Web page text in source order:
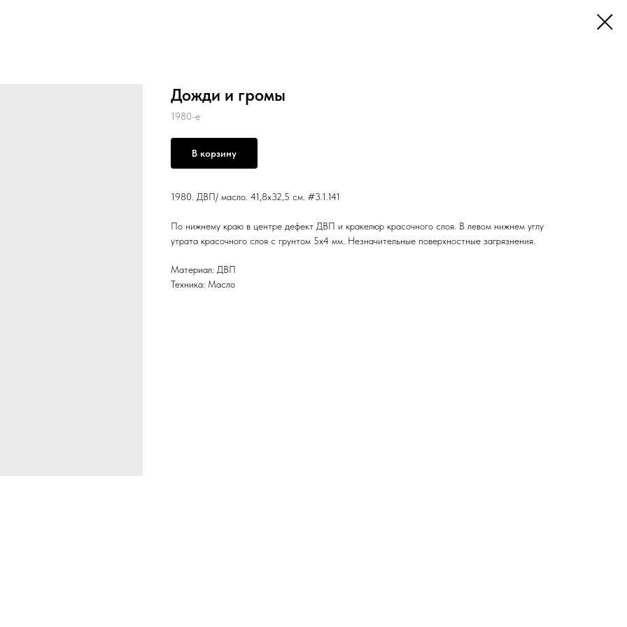
Дожди и громы
1980-е
В корзину
1980. ДВП/ масло. 41,8х32,5 см. #3.1.141
По нижнему краю в центре дефект ДВП и кракелюр красочного слоя. В левом нижнем углу
утрата красочного слоя с грунтом 5х4 мм. Незначительные поверхностные загрязнения.
Материал: ДВП
Техника: Масло